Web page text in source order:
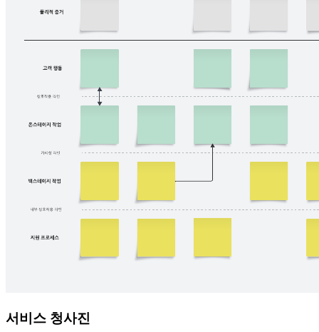
서비스 청사진